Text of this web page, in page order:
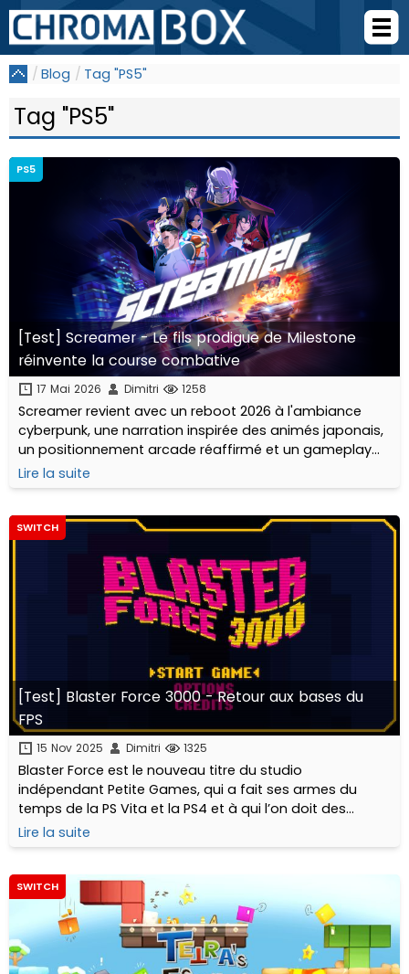
Blog Tag "PS5"
Tag "PS5"
PS5
[Test] Screamer - Le fils prodigue de Milestone
réinvente la course combative
17 Mai 2026 Dimitri 1258
Screamer revient avec un reboot 2026 à l'ambiance
cyberpunk, une narration inspirée des animés japonais,
un positionnement arcade réaffirmé et un gameplay
introduisant une nouvelle approche du pilotage !
Lire la suite
SWITCH
[Test] Blaster Force 3000 - Retour aux bases du
FPS
15 Nov 2025 Dimitri 1325
Blaster Force est le nouveau titre du studio
indépendant Petite Games, qui a fait ses armes du
temps de la PS Vita et la PS4 et à qui l’on doit des
pépites comme Super Destronaut DX, Land War, Bouncy
Bullets, ou encore la franchise Midnight.
Lire la suite
SWITCH